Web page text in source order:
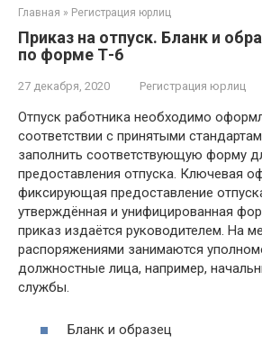
Главная » Регистрация юрлиц
Приказ на отпуск. Бланк и
по форме Т-6
27 декабря, 2020 Регистрация юрлиц
Отпуск работника необходимо
соответствии с принятыми
заполнить соответствующую форму
предоставления отпуска. Ключевая
фиксирующая предоставление
утверждённая и унифицированная
приказ издаётся руководителем. На
распоряжениями занимаются
должностные лица, например,
службы.
Бланк и образец